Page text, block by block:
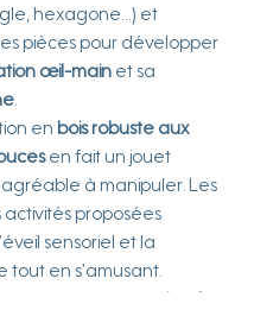
hexagone…) et
pièces pour développer
œil-main et sa
.
en bois robuste aux
en fait un jouet
à manipuler. Les
proposées
sensoriel et la
tout en s’amusant.